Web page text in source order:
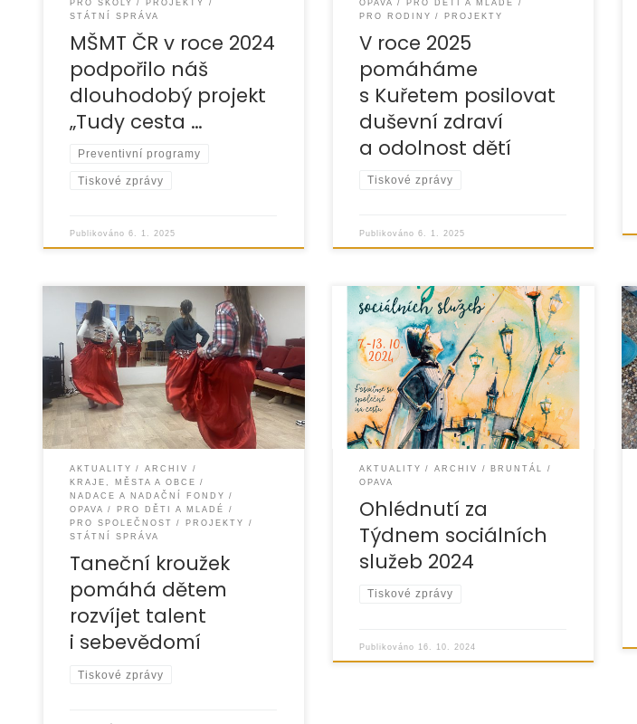
PRO ŠKOLY
PROJEKTY
STÁTNÍ SPRÁVA
MŠMT ČR v roce 2024
podpořilo náš
dlouhodobý projekt
„Tudy cesta …
Preventivní programy
Tiskové zprávy
Publikováno6. 1. 2025
OPAVA
PRO DĚTI A MLADÉ
PRO RODINY
PROJEKTY
V roce 2025
pomáháme
s Kuřetem posilovat
duševní zdraví
a odolnost dětí
Tiskové zprávy
Publikováno6. 1. 2025
S radostí vás informujeme
o úspěšném průběhu tanečního
kroužku, který je součástí aktivit
našeho nízkoprahového zařízení pro
děti a mládež v NZDM Klubu
AKTUALITY
ARCHIV
KRAJE, MĚSTA A OBCE
NADACE A NADAČNÍ FONDY
OPAVA
PRO DĚTI A MLADÉ
PRO SPOLEČNOST
PROJEKTY
STÁTNÍ SPRÁVA
Taneční kroužek
pomáhá dětem
rozvíjet talent
i sebevědomí
Tiskové zprávy
V týdnu od 7. do 11. října 2024 se
naše opavská a bruntálská pobočka
zapojila do celorepublikové akce
Týden sociálních služeb, pořádané
Asociací
AKTUALITY ARCHIV
BRUNTÁL
OPAVA
Ohlédnutí za
Týdnem sociálních
služeb 2024
Tiskové zprávy
Publikováno 16. 10. 2024